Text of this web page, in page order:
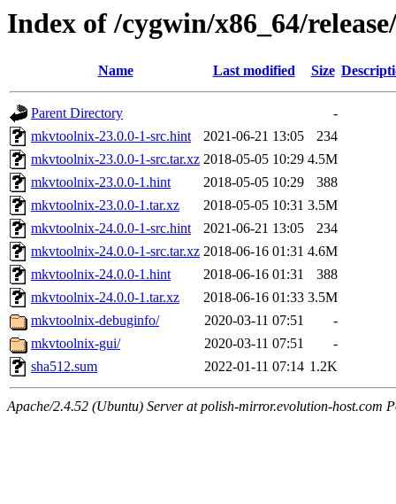
Index of /cygwin/x86_64/
Name Last modified Size
Parent Directory
-
mkvtoolnix-23.0.0-1-src.hint
2021-06-21 13:05
234
mkvtoolnix-23.0.0-1-src.tar.xz 2018-05-05 10:29 4.5M
mkvtoolnix-23.0.0-1.hint
2018-05-05 10:29
388
mkvtoolnix-23.0.0-1.tar.xz
2018-05-05 10:31 3.5M
mkvtoolnix-24.0.0-1-src.hint
2021-06-21 13:05
234
mkvtoolnix-24.0.0-1-src.tar.xz 2018-06-16 01:31 4.6M
mkvtoolnix-24.0.0-1.hint
2018-06-16 01:31
388
mkvtoolnix-24.0.0-1.tar.xz
2018-06-16 01:33 3.5M
mkvtoolnix-debuginfo/
2020-03-11 07:51
-
mkvtoolnix-gui/
2020-03-11 07:51
-
sha512.sum
2022-01-11 07:14 1.2K
Apache/2.4.52 (Ubuntu) Server at polish-mirror.evolution-host.com